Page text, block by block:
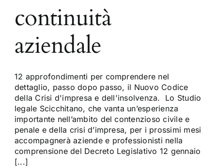
continuità
aziendale
12 approfondimenti per comprendere nel
dettaglio, passo dopo passo, il Nuovo Codice
della Crisi d'impresa e dell'insolvenza. Lo Studio
legale Scicchitano, che vanta un’esperienza
importante nell’ambito del contenzioso civile e
penale e della crisi d’impresa, per i prossimi mesi
accompagnerà aziende e professionisti nella
comprensione del Decreto Legislativo 12 gennaio
[...]